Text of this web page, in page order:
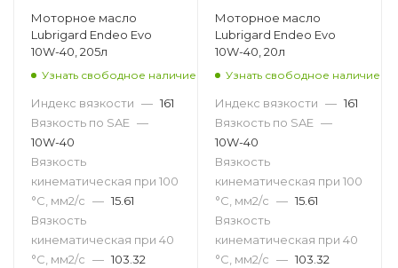
Моторное масло
Lubrigard Endeo Evo
10W-40, 205л
Узнать свободное наличие
Индекс вязкости — 161
Вязкость по SAE —
10W-40
Вязкость
кинематическая при 100
°С, мм2/с — 15.61
Вязкость
кинематическая при 40
°С, мм2/с — 103.32
Моторное масло
Lubrigard Endeo Evo
10W-40, 20л
Узнать свободное наличие
Индекс вязкости — 161
Вязкость по SAE —
10W-40
Вязкость
кинематическая при 100
°С, мм2/с — 15.61
Вязкость
кинематическая при 40
°С, мм2/с — 103.32